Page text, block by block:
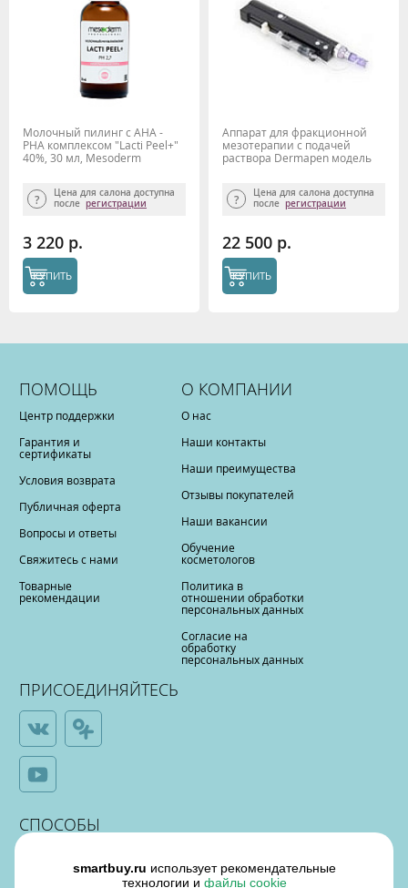
Молочный пилинг с АНА -
РНА комплексом "Lacti Peel+"
40%, 30 мл, Mesoderm
Цена для салона доступна
после регистрации
3 220 р.
КУПИТЬ
Аппарат для фракционной
мезотерапии с подачей
раствора Dermapen модель
Цена для салона доступна
после регистрации
22 500 р.
КУПИТЬ
ПОМОЩЬ
Центр поддержки
Гарантия и
сертификаты
Условия возврата
Публичная оферта
Вопросы и ответы
Свяжитесь с нами
Товарные
рекомендации
О КОМПАНИИ
О нас
Наши контакты
Наши преимущества
Отзывы покупателей
Наши вакансии
Обучение
косметологов
Политика в
отношении обработки
персональных данных
Согласие на
обработку
персональных данных
ПРИСОЕДИНЯЙТЕСЬ
СПОСОБЫ
ОПЛАТЫ
smartbuy.ru использует рекомендательные
технологии и файлы cookie